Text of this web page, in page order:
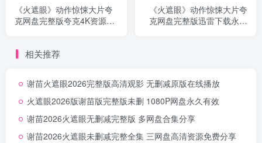
《火遮眼》动作惊悚大片夸
克网盘完整版夸克4K资源分
《火遮眼》动作惊悚大片夸
克网盘完整版迅雷下载永久
相关推荐
谢苗火遮眼2026完整版高清观影 无删减原版在线播放
火遮眼2026版谢苗版完整版未删 1080P网盘永久有效
谢苗2026火遮眼无删减完整版 多网盘合集分享
谢苗2026火遮眼未删减完整全集 三网盘高清资源免费分享